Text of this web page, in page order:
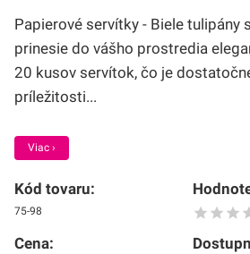
Papierové servítky - Biele tulipány
prinesie do vášho prostredia
20 kusov servítok, čo je
príležitosti...
Viac ›
Kód tovaru:
75-98
Cena: